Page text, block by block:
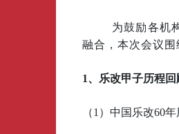
为鼓励各机
融合，本次会议围
1、乐改甲子历程
（1）中国乐改60